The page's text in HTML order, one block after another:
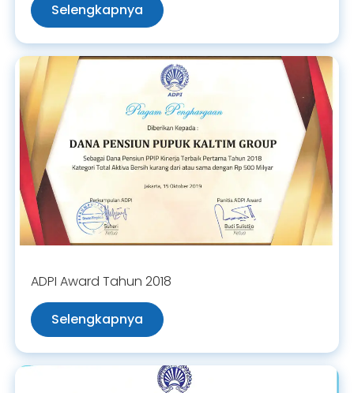
Selengkapnya
ADPI Award Tahun 2018
Selengkapnya